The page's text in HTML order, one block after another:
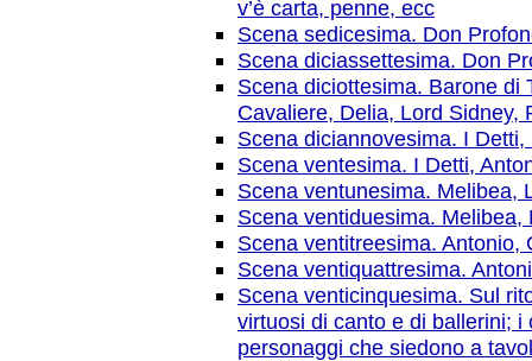
v’è carta, penne, ecc
Scena sedicesima. Don
Scena diciassettesima. Don
Scena diciottesima. Barone di
Cavaliere, Delia, Lord Sidney,
Scena diciannovesima. I
Scena ventesima. I Detti,
Scena ventunesima. Melibea,
Scena ventiduesima. Melibea,
Scena ventitreesima. Antonio,
Scena ventiquattresima.
Scena venticinquesima. Sul
virtuosi di canto e di ballerini;
personaggi che siedono a